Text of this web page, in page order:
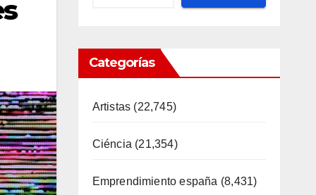
Categorías
Artistas (22,745)
Ciéncia (21,354)
Emprendimiento españa (8,431)